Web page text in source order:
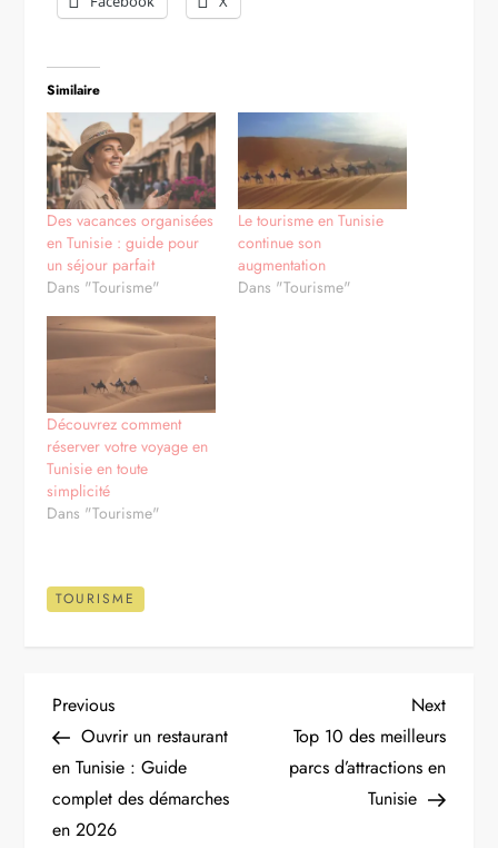
Similaire
Des vacances organisées
en Tunisie : guide pour
un séjour parfait
Dans "Tourisme"
Le tourisme en Tunisie
continue son
augmentation
Dans "Tourisme"
Découvrez comment
réserver votre voyage en
Tunisie en toute
simplicité
Dans "Tourisme"
TOURISME
N
a
v
Previous
Post
Previous
Ouvrir un restaurant
en Tunisie : Guide
complet des démarches
en 2026
Next
Post
Next
Top 10 des meilleurs
parcs d’attractions en
Tunisie